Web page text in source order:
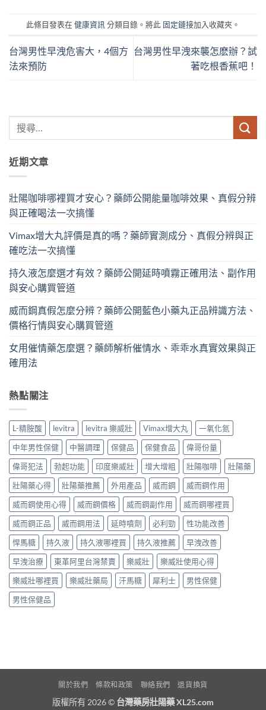
此條目發表在 健康資訊 分類目錄。將此 固定鏈接加入收藏夾。
台灣男性早洩危害大，4個方
法來預防
台灣男性早洩來襲怎麽辦？試
著吃根香蕉吧！
近期文章
壯陽咖啡哪裡買才安心？藥師公開能量咖啡效果、真假分辨
與正確喝法一次搞懂
Vimax增大丸評價是真的嗎？藥師實測成分、真假分辨與正
確吃法一次搞懂
持久液怎麼選才有效？藥師公開延時噴霧正確用法、副作用
與安心購買管道
威而鋼真假怎麼分辨？藥師公開藍色小藥丸正品辨識方法、
價格行情與安心購買管道
女用催情藥怎麼選？藥師解析催情水、乖乖水真實效果與正
確用法
熱點關注
L-精胺酸 levitra levitra 樂威壯 Vimax增大丸
一氧化氮
中年男性保健
中醫調理 保健品 保健食品
偉哥份量
偉哥犯法
勃起功能 印度樂威壯 增大增粗 壯陽咖啡
壯陽藥
壯陽藥心得
壯陽藥推薦 外用產品 威而鋼
威而鋼作用
威而鋼使用心得
威而鋼價格 威而鋼副作用
威而鋼哪裡買
威而鋼正品
威而鋼用法 延時噴劑 必利勁
性功能改善
悍馬糖
持久液 持久液哪裡買 持久液推薦
早洩改善
早洩治療
東革阿里台灣禁賣 樂威壯
樂威壯使用心得
樂威壯哪裡買
樂威壯藥局 汗馬糖 犀利士
男性保健
男性保健品
關於我們 條款和政策 聯絡我們 退貨換貨
版權所有 2026 © 台灣藥房壯陽藥 XL25.com